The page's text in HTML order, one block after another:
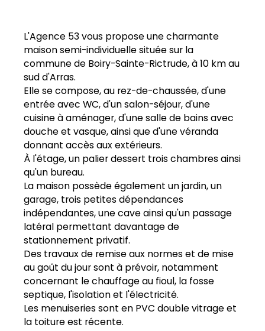
L'Agence 53 vous propose une charmante
maison semi-individuelle située sur la
commune de Boiry-Sainte-Rictrude, à 10 km au
sud d'Arras.
Elle se compose, au rez-de-chaussée, d'une
entrée avec WC, d'un salon-séjour, d'une
cuisine à aménager, d'une salle de bains avec
douche et vasque, ainsi que d'une véranda
donnant accès aux extérieurs.
À l'étage, un palier dessert trois chambres ainsi
qu'un bureau.
La maison possède également un jardin, un
garage, trois petites dépendances
indépendantes, une cave ainsi qu'un passage
latéral permettant davantage de
stationnement privatif.
Des travaux de remise aux normes et de mise
au goût du jour sont à prévoir, notamment
concernant le chauffage au fioul, la fosse
septique, l'isolation et l'électricité.
Les menuiseries sont en PVC double vitrage et
la toiture est récente.